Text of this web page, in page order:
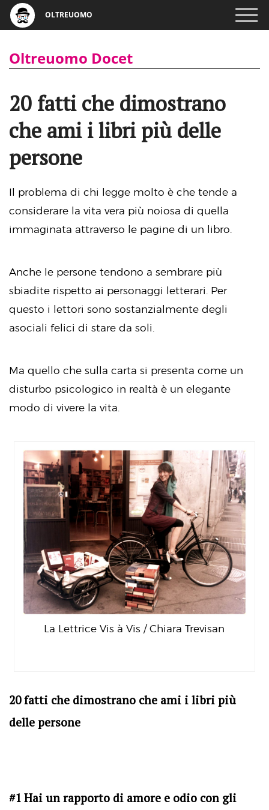
OLTREUOMO
Oltreuomo Docet
20 fatti che dimostrano
che ami i libri più delle
persone
Il problema di chi legge molto è che tende a
considerare la vita vera più noiosa di quella
immaginata attraverso le pagine di un libro.
Anche le persone tendono a sembrare più
sbiadite rispetto ai personaggi letterari. Per
questo i lettori sono sostanzialmente degli
asociali felici di stare da soli.
Ma quello che sulla carta si presenta come un
disturbo psicologico in realtà è un elegante
modo di vivere la vita.
La Lettrice Vis à Vis / Chiara Trevisan
20 fatti che dimostrano che ami i libri più
delle persone
#1 Hai un rapporto di amore e odio con gli